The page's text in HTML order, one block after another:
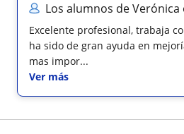
Los alumnos de Verónica
Excelente profesional, trabaja
ha sido de gran ayuda en
mas impor...
Ver más